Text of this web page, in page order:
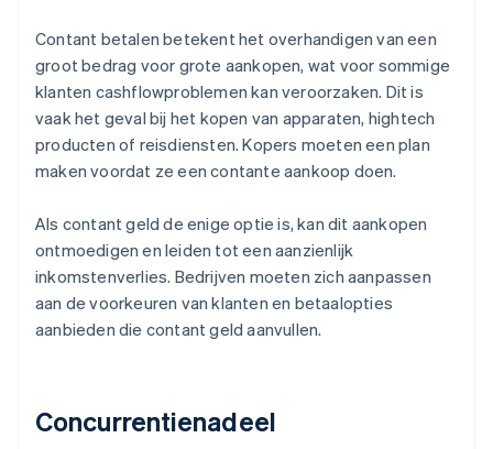
Contant betalen betekent het overhandigen van een
groot bedrag voor grote aankopen, wat voor sommige
klanten cashflowproblemen kan veroorzaken. Dit is
vaak het geval bij het kopen van apparaten, hightech
producten of reisdiensten. Kopers moeten een plan
maken voordat ze een contante aankoop doen.
Als contant geld de enige optie is, kan dit aankopen
ontmoedigen en leiden tot een aanzienlijk
inkomstenverlies. Bedrijven moeten zich aanpassen
aan de voorkeuren van klanten en betaalopties
aanbieden die contant geld aanvullen.
Concurrentienadeel